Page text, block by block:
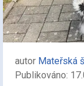
autor Mateřská
Publikováno: